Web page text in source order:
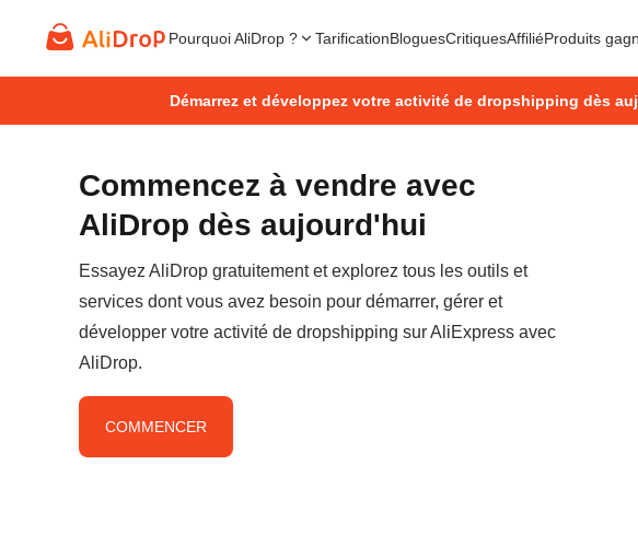
Pourquoi AliDrop ? TarificationBloguesCritiquesAffiliéProduits
Démarrez et développez votre activité de dropshipping dès
Commencez à vendre avec
AliDrop dès aujourd'hui
Essayez AliDrop gratuitement et explorez tous les outils et
services dont vous avez besoin pour démarrer, gérer et
développer votre activité de dropshipping sur AliExpress avec
AliDrop.
COMMENCER